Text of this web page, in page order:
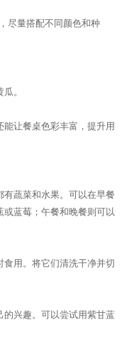
尽量搭配不同颜色和种
。
让餐桌色彩丰富，提升用
蔬菜和水果。可以在早餐
蓝莓；午餐和晚餐则可以
用。将它们清洗干净并切
的兴趣。可以尝试用紫甘蓝